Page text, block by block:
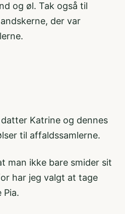
og øl. Tak også til
der var
Katrine og dennes
til affaldssamlerne.
man ikke bare smider sit
har jeg valgt at tage
Pia.